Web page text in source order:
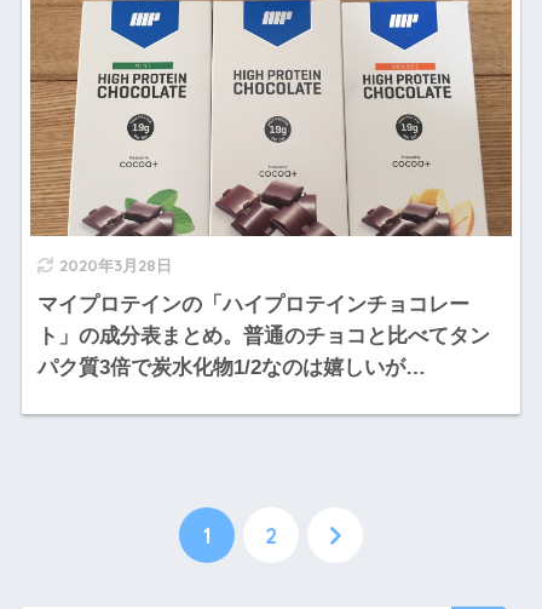
2020年3月28日
マイプロテインの「ハイプロテインチョコレー
ト」の成分表まとめ。普通のチョコと比べてタン
パク質3倍で炭水化物1/2なのは嬉しいが…
1 2